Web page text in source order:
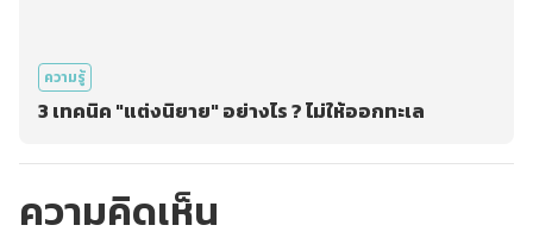
ความรู้
3 เทคนิค "แต่งนิยาย" อย่างไร ? ไม่ให้ออกทะเล
ความคิดเห็น